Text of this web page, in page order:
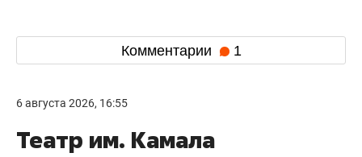
Комментарии 1
6 августа 2026, 16:55
Театр им. Камала